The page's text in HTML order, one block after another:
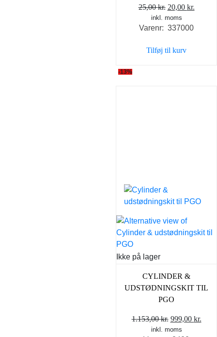
25,00kr. Den
oprindelige
pris
25,00 kr..
20,00 kr.
inkl. moms
Varenr: 337000
Tilføj til kurv
-13%
Ikke på lager
CYLINDER &
UDSTØDNINGSKIT TIL
PGO
1.153,00kr. Den
oprindelige
999,00 kr.
inkl. moms